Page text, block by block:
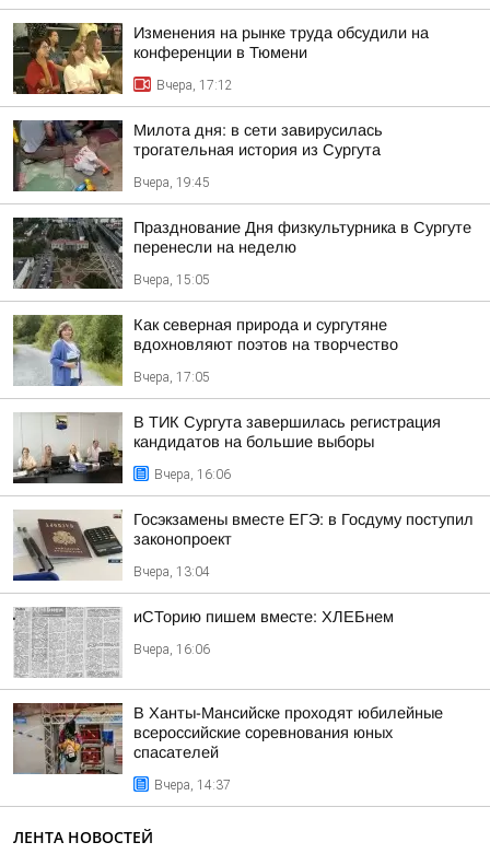
Изменения на рынке труда обсудили на
конференции в Тюмени
Вчера, 17:12
Милота дня: в сети завирусилась
трогательная история из Сургута
Вчера, 19:45
Празднование Дня физкультурника в Сургуте
перенесли на неделю
Вчера, 15:05
Как северная природа и сургутяне
вдохновляют поэтов на творчество
Вчера, 17:05
В ТИК Сургута завершилась регистрация
кандидатов на большие выборы
Вчера, 16:06
Госэкзамены вместе ЕГЭ: в Госдуму поступил
законопроект
Вчера, 13:04
иСТорию пишем вместе: ХЛЕБнем
Вчера, 16:06
В Ханты-Мансийске проходят юбилейные
всероссийские соревнования юных
спасателей
Вчера, 14:37
ЛЕНТА НОВОСТЕЙ